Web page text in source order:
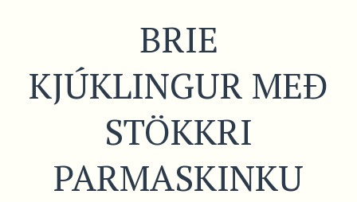
BRIE
KJÚKLINGUR MEÐ
STÖKKRI
PARMASKINKU